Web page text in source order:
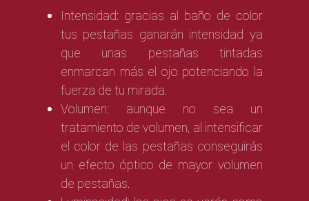
Intensidad: gracias al baño de color
tus pestañas ganarán intensidad ya
que unas pestañas tintadas
enmarcan más el ojo potenciando la
fuerza de tu mirada.
Volumen: aunque no sea un
tratamiento de volumen, al intensificar
el color de las pestañas conseguirás
un efecto óptico de mayor volumen
de pestañas.